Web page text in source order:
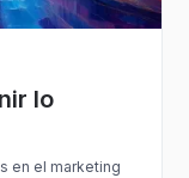
lo
en el marketing